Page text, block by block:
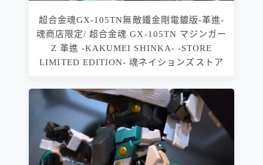
超合金魂GX-105TN無敵鐵金剛電鍍版-革進-
魂商店限定/ 超合金魂 GX-105TN マジンガー
Z 革進 -KAKUMEI SHINKA- -STORE
LIMITED EDITION- 魂ネイションズストア